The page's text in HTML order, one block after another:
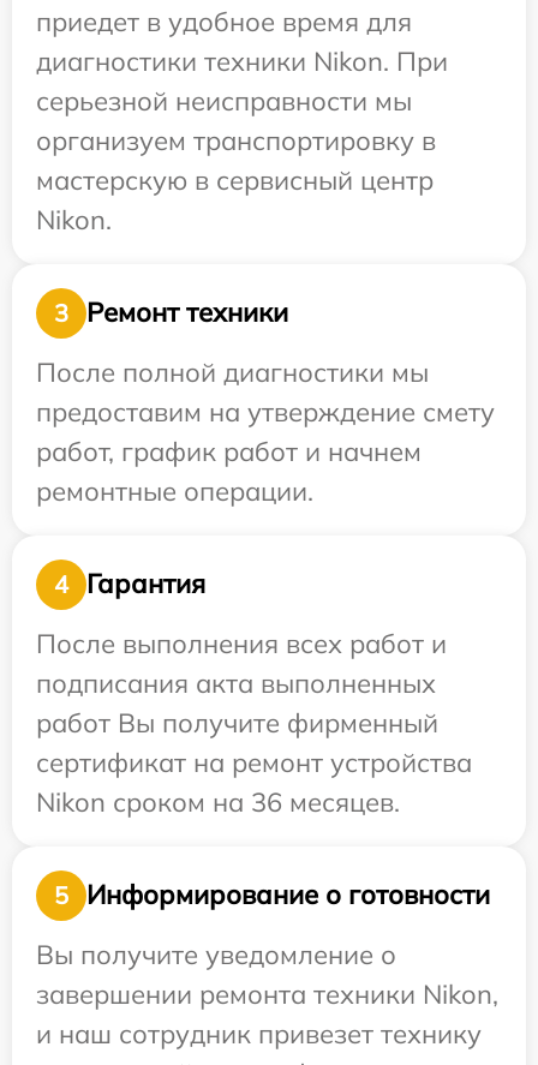
приедет в удобное время для
диагностики техники Nikon. При
серьезной неисправности мы
организуем транспортировку в
мастерскую в сервисный центр
Nikon.
3
Ремонт техники
После полной диагностики мы
предоставим на утверждение смету
работ, график работ и начнем
ремонтные операции.
4
Гарантия
После выполнения всех работ и
подписания акта выполненных
работ Вы получите фирменный
сертификат на ремонт устройства
Nikon сроком на 36 месяцев.
5
Информирование о готовности
Вы получите уведомление о
завершении ремонта техники Nikon,
и наш сотрудник привезет технику